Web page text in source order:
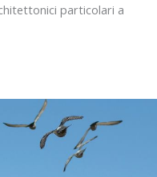
particolari a